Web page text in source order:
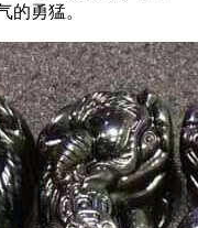
的勇猛。